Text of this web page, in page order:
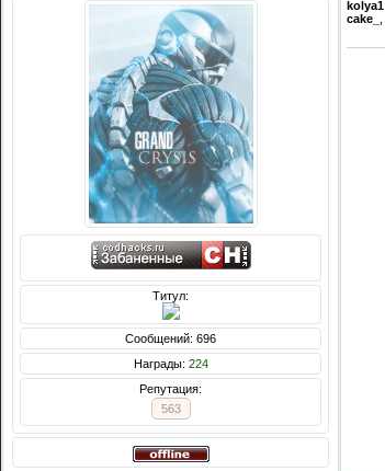
Титул:
Сообщений: 696
Награды: 224
Репутация:
563
kolya1
cake_